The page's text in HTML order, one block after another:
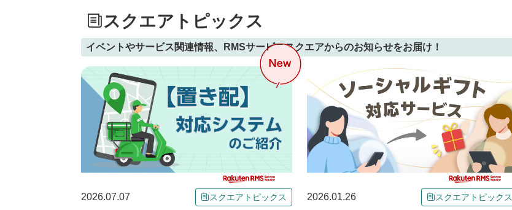
スクエアトピックス
イベントやサービス関連情報、RMSサービススクエアからのお知らせをお届け！
2026.07.07 スクエアトピックス 2026.01.26 スクエアトピックス